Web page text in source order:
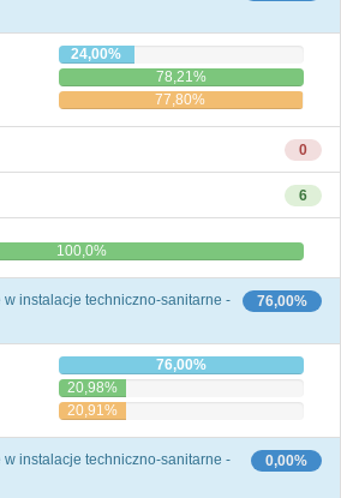
24,00%
78,21%
77,80%
0
6
100,0%
76,00%
instalacje techniczno-sanitarne -
76,00%
20,98%
20,91%
0,00%
instalacje techniczno-sanitarne -